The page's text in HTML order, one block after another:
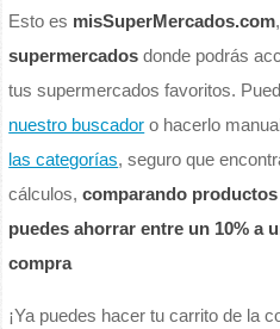
Esto es misSuperMercados.com
supermercados donde podrás
tus supermercados favoritos.
nuestro buscador o hacerlo
las categorías, seguro que
cálculos,comparando
puedes ahorrar entre un 10% a
compra
¡Ya puedes hacer tu carrito de la